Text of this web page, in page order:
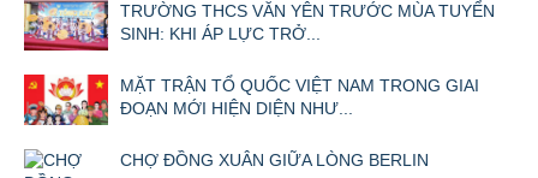
TRƯỜNG THCS VĂN YÊN TRƯỚC MÙA TUYỂN
SINH: KHI ÁP LỰC TRỞ...
MẶT TRẬN TỔ QUỐC VIỆT NAM TRONG GIAI
ĐOẠN MỚI HIỆN DIỆN NHƯ...
CHỢ ĐỒNG XUÂN GIỮA LÒNG BERLIN